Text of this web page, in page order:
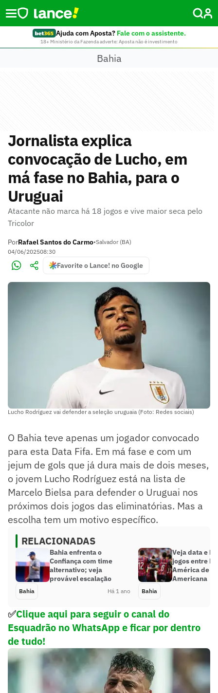
Ajuda com Aposta? Fale com o assistente.
18+ Ministério da Fazenda adverte: Aposta não é investimento
Bahia
Jornalista explica
convocação de Lucho, em
má fase no Bahia, para o
Uruguai
Atacante não marca há 18 jogos e vive maior seca pelo
Tricolor
PorRafael Santos do Carmo•Salvador (BA)
04/06/202508:30
Favorite o Lance! no Google
Lucho Rodríguez vai defender a seleção uruguaia (Foto: Redes sociais)
O Bahia teve apenas um jogador convocado
para esta Data Fifa. Em má fase e com um
jejum de gols que já dura mais de dois meses,
o jovem Lucho Rodríguez está na lista de
Marcelo Bielsa para defender o Uruguai nos
próximos dois jogos das eliminatórias. Mas a
escolha tem um motivo específico.
RELACIONADAS
Bahia enfrenta o
Confiança com time
alternativo; veja
provável escalação
Bahia Há 1 ano
Veja data e
jogos entre
América de
Americana
Bahia
✅Clique aqui para seguir o canal do
Esquadrão no WhatsApp e ficar por dentro
de tudo!